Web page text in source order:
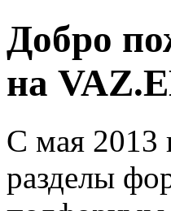
Добро
на
С мая 2013
разделы